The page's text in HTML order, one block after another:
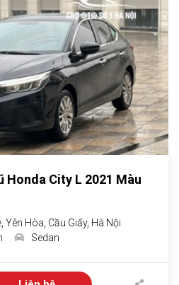
Honda City L 2021 Màu
Yên Hòa, Cầu Giấy, Hà Nội
Sedan